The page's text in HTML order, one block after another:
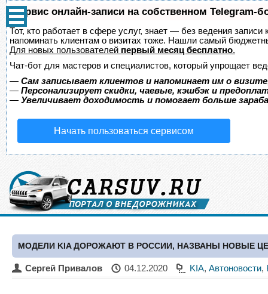
Сервис онлайн-записи на собственном Telegram-
Тот, кто работает в сфере услуг, знает — без ведения
напоминать клиентам о визитах тоже. Нашли самый
Для новых пользователей первый месяц бесплатно.
Чат-бот для мастеров и специалистов, который упрощает
— Сам записывает клиентов и напоминает им о
— Персонализирует скидки, чаевые, кэшбэк и
— Увеличивает доходимость и помогает больше
Начать пользоваться сервисом
МОДЕЛИ KIA ДОРОЖАЮТ В РОССИИ, НАЗВАНЫ НОВЫЕ
Сергей Привалов 04.12.2020 KIA, Автоновости,